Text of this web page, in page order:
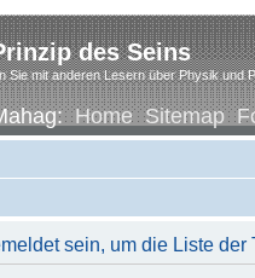
des Seins
Sie mit anderen Lesern über Physik und
Home Sitemap
sein, um die Liste